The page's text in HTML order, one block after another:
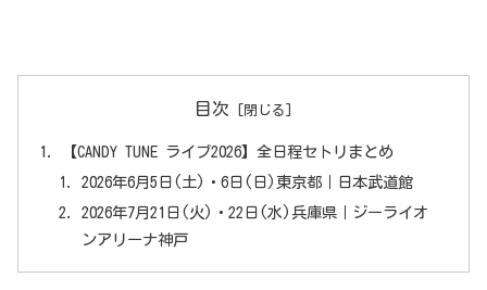
目次
【CANDY TUNE ライブ2026】全日程セトリまとめ
2026年6月5日(土)・6日(日)東京都｜日本武道館
2026年7月21日(火)・22日(水)兵庫県｜ジーライオ
ンアリーナ神戸